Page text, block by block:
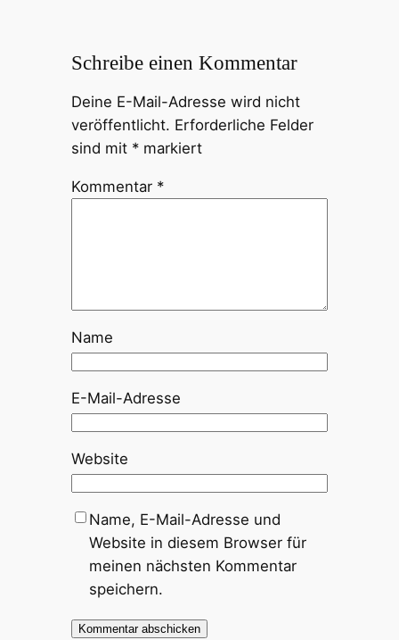
Schreibe einen Kommentar
Deine E-Mail-Adresse wird nicht
veröffentlicht. Erforderliche Felder
sind mit *markiert
Kommentar *
Name
E-Mail-Adresse
Website
Name, E-Mail-Adresse und
Website in diesem Browser für
meinen nächsten Kommentar
speichern.